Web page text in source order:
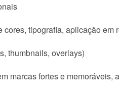
tipografia, aplicação em
thumbnails, overlays)
marcas fortes e